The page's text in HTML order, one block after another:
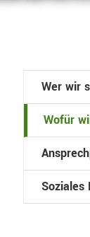
Wer wir
Wofür
Soziales